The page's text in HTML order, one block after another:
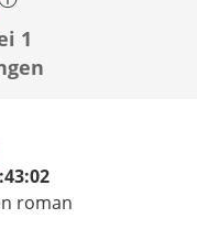
1
roman